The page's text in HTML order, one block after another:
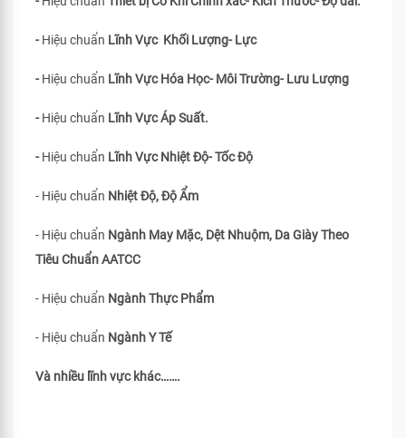
-Hiệu chuẩn Lĩnh Vực Khối Lượng- Lực
-Hiệu chuẩn Lĩnh Vực Hóa Học- Môi Trường- Lưu Lượng
-Hiệu chuẩn Lĩnh Vực Áp Suất.
-Hiệu chuẩn Lĩnh Vực Nhiệt Độ- Tốc Độ
- Hiệu chuẩn Nhiệt Độ, Độ Ẩm
- Hiệu chuẩn Ngành May Mặc, Dệt Nhuộm, Da Giày Theo
Tiêu ChuẩnAATCC
- Hiệu chuẩn Ngành Thực Phẩm
- Hiệu chuẩn Ngành Y Tế
Và nhiều lĩnh vực khác…….